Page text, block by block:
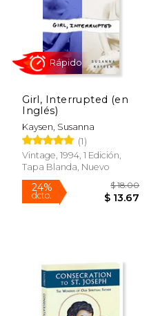
15%
dcto. $ 18.34
Girl, Interrupted (en
Inglés)
Kaysen, Susanna
(1)
Vintage, 1994, 1 Edición,
Tapa Blanda, Nuevo